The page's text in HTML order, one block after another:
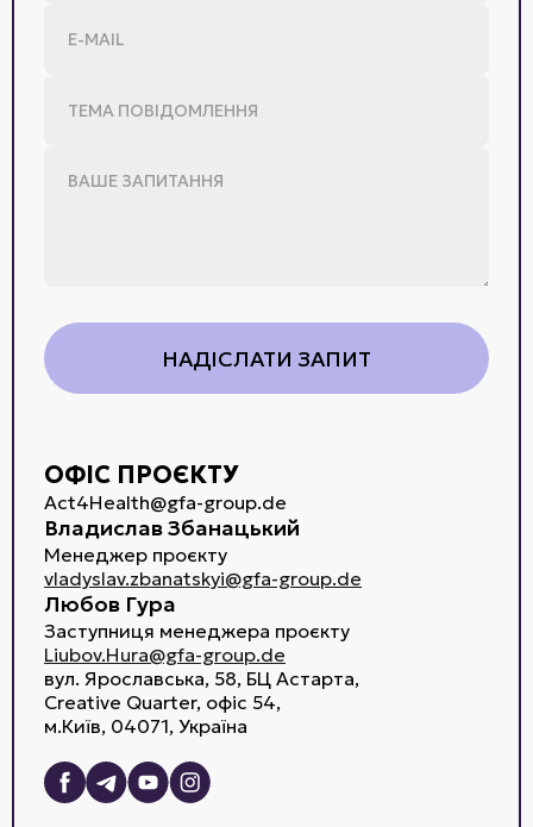
ОФІС ПРОЄКТУ
Act4Health@gfa-group.de
Владислав Збанацький
Менеджер проєкту
vladyslav.zbanatskyi@gfa-group.de
Любов Гура
Заступниця менеджера проєкту
Liubov.Hura@gfa-group.de
вул. Ярославська, 58, БЦ Астарта,
Creative Quarter, офіс 54,
м.Київ, 04071, Україна